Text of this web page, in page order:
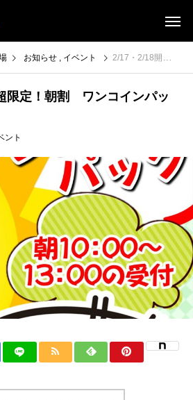
お知らせ イベント 2/17・2/18開催 超限定！朝割 ワンコインパック
定！朝割 ワンコインパッ
ント